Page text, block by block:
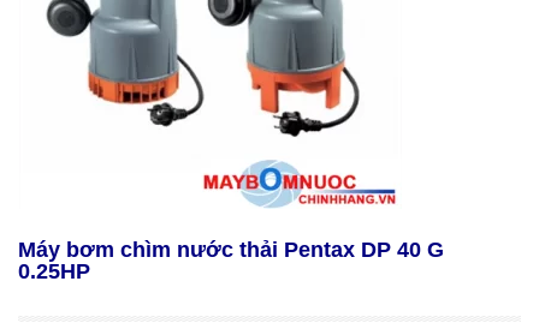
Máy bơm chìm nước thải Pentax DP 40 G
0.25HP